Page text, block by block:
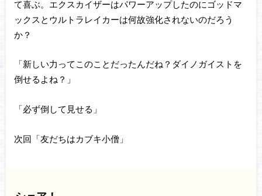
て喜ぶ。エクスカイザーはパワーアップしたのにゴッドマ
ックスとウルトラレイカーは何故強化されないのだろう
か？
「新しい力ってこのことだったんだね？ダイノガイストを
倒せるよね？」
「必ず倒して見せる」
次回「友だちはカブキ小僧」